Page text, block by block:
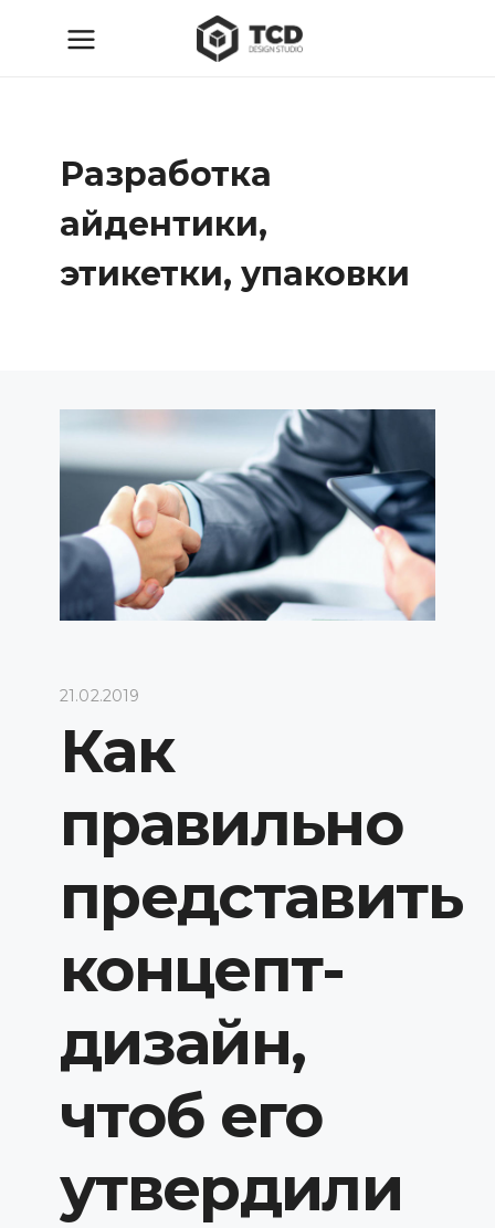
Разработка
айдентики,
этикетки, упаковки
21.02.2019
Как
правильно
представить
концепт-
дизайн,
чтоб его
утвердили